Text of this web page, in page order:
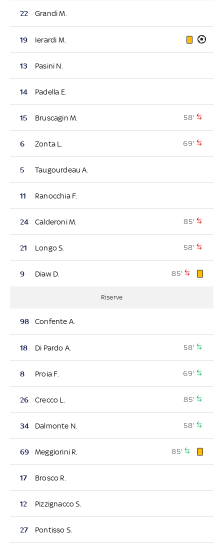
22 Grandi M.
19 Ierardi M.
13 Pasini N.
14 Padella E.
15 Bruscagin M. 58'
6 Zonta L. 69'
5 Taugourdeau A.
11 Ranocchia F.
24 Calderoni M. 85'
21 Longo S. 58'
9 Diaw D. 85'
Riserve
98 Confente A.
18 Di Pardo A. 58'
8 Proia F. 69'
26 Crecco L. 85'
34 Dalmonte N. 58'
69 Meggiorini R. 85'
17 Brosco R.
12 Pizzignacco S.
27 Pontisso S.